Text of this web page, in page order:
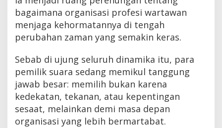
bagaimana organisasi profesi wartawan
menjaga kehormatannya di tengah
perubahan zaman yang semakin keras.
Sebab di ujung seluruh dinamika itu, para
pemilik suara sedang memikul tanggung
jawab besar: memilih bukan karena
kedekatan, tekanan, atau kepentingan
sesaat, melainkan demi masa depan
organisasi yang lebih bermartabat.